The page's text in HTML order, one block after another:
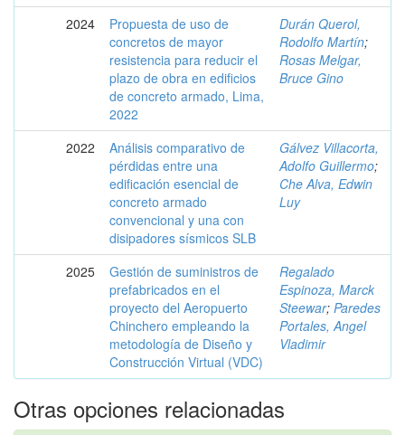
2024
Propuesta de uso de
concretos de mayor
resistencia para reducir el
plazo de obra en edificios
de concreto armado, Lima,
2022
Durán Querol,
Rodolfo Martín;
Rosas Melgar,
Bruce Gino
2022
Análisis comparativo de
pérdidas entre una
edificación esencial de
concreto armado
convencional y una con
disipadores sísmicos SLB
Gálvez Villacorta,
Adolfo Guillermo;
Che Alva, Edwin
Luy
2025
Gestión de suministros de
prefabricados en el
proyecto del Aeropuerto
Chinchero empleando la
metodología de Diseño y
Construcción Virtual (VDC)
Regalado
Espinoza, Marck
Steewar; Paredes
Portales, Angel
Vladimir
Otras opciones relacionadas